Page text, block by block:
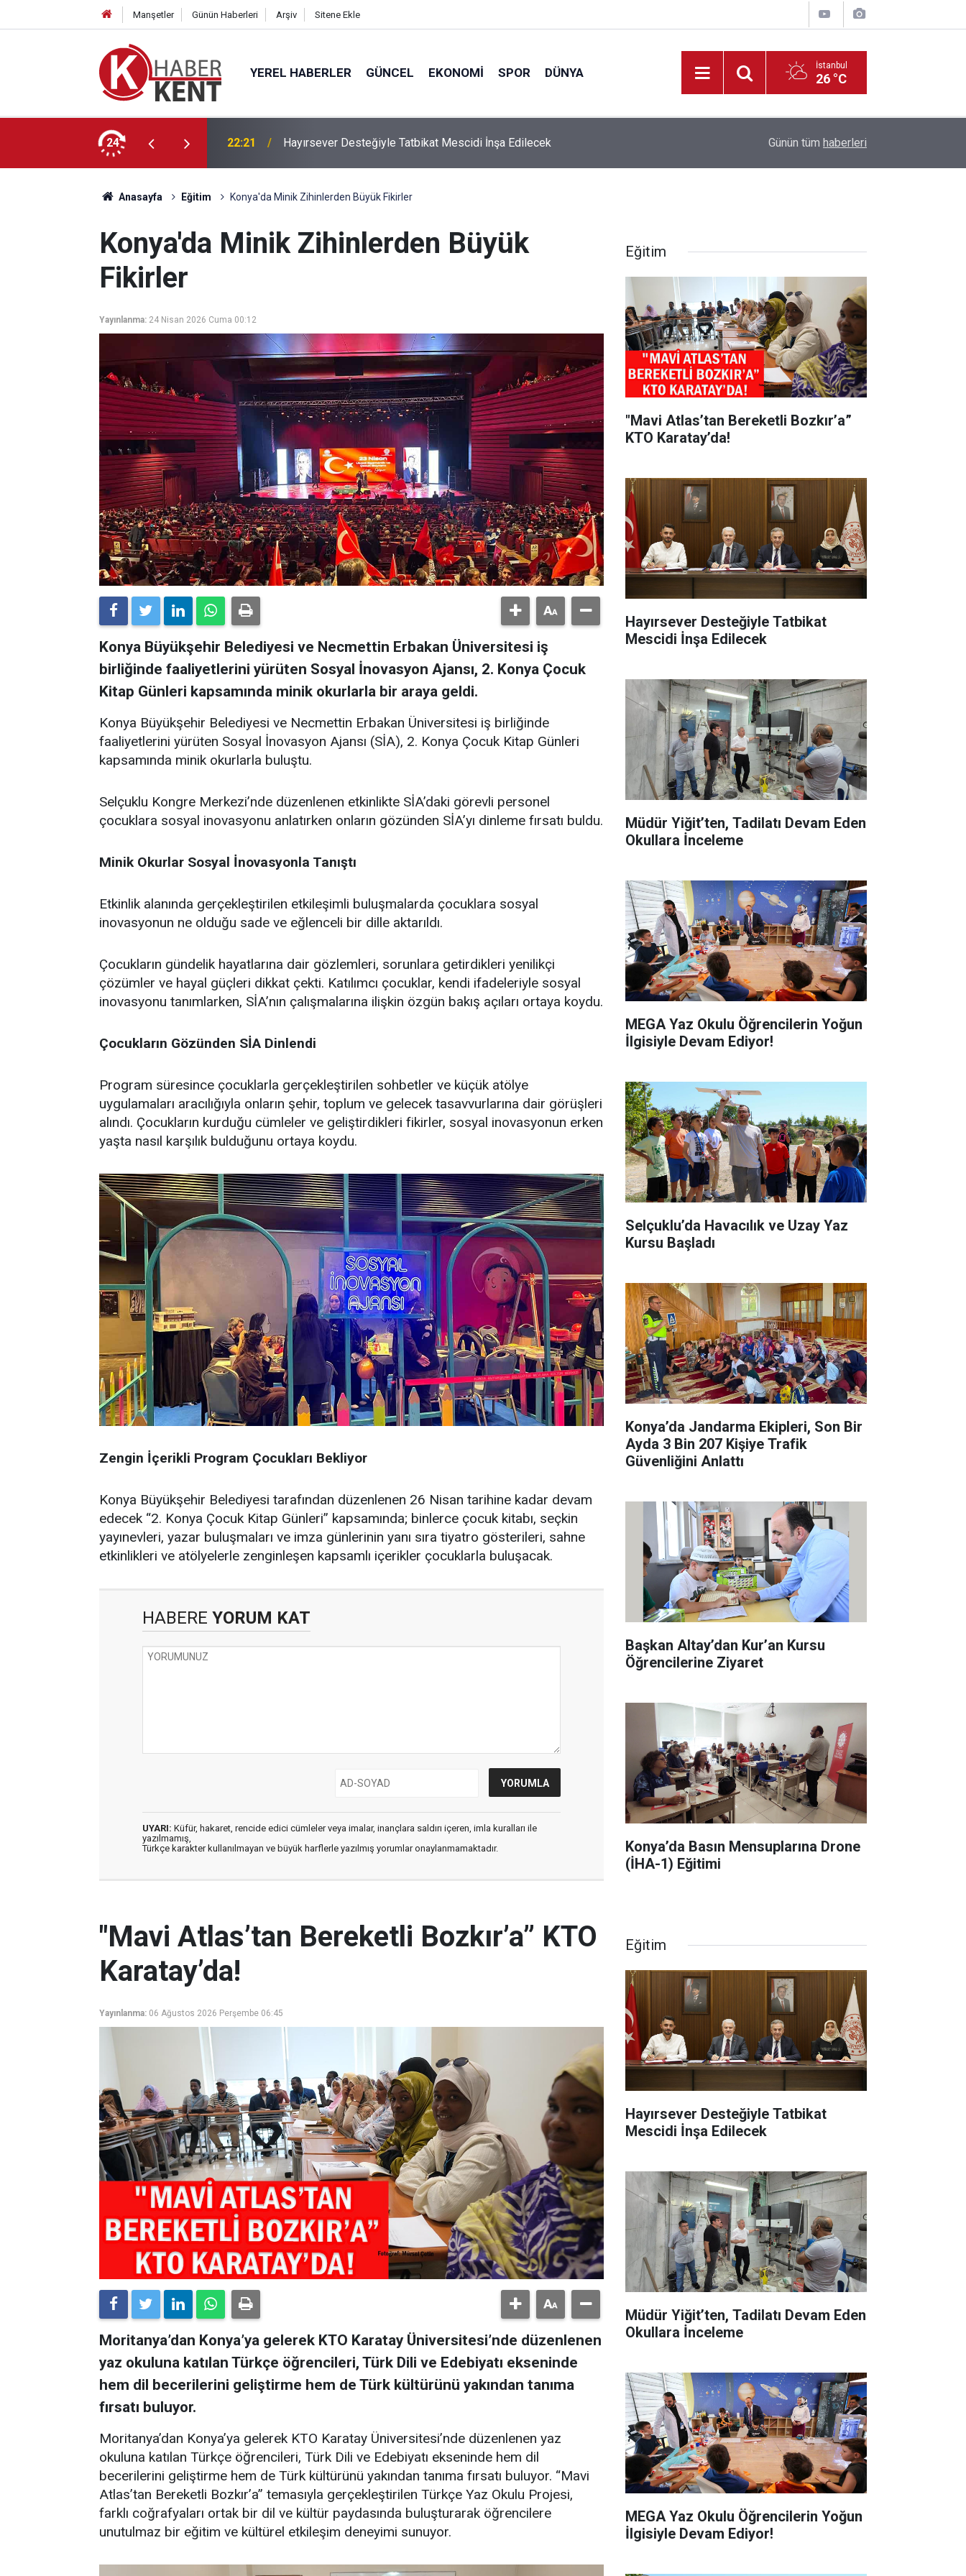
Manşetler Günün Haberleri Arşiv Sitene Ekle
YEREL HABERLER GÜNCEL EKONOMI SPOR DÜNYA İstanbul
26 °C
24 22:21 Hayırsever Desteğiyle Tatbikat Mescidi İnşa Edilecek Müdür Yiğit’ten, Tadilatı Devam Eden Okullara
Günün tüm haberleri
Anasayfa Eğitim Konya'da Minik Zihinlerden Büyük Fikirler
Konya'da Minik Zihinlerden Büyük
Fikirler
Yayınlanma: 24 Nisan 2026 Cuma 00:12
Konya Büyükşehir Belediyesi ve Necmettin Erbakan Üniversitesi iş
birliğinde faaliyetlerini yürüten Sosyal İnovasyon Ajansı, 2. Konya Çocuk
Kitap Günleri kapsamında minik okurlarla bir araya geldi.
Konya Büyükşehir Belediyesi ve Necmettin Erbakan Üniversitesi iş birliğinde
faaliyetlerini yürüten Sosyal İnovasyon Ajansı (SİA), 2. Konya Çocuk Kitap Günleri
kapsamında minik okurlarla buluştu.
Selçuklu Kongre Merkezi’nde düzenlenen etkinlikte SİA’daki görevli personel
çocuklara sosyal inovasyonu anlatırken onların gözünden SİA’yı dinleme fırsatı buldu.
Minik Okurlar Sosyal İnovasyonla Tanıştı
Etkinlik alanında gerçekleştirilen etkileşimli buluşmalarda çocuklara sosyal
inovasyonun ne olduğu sade ve eğlenceli bir dille aktarıldı.
Çocukların gündelik hayatlarına dair gözlemleri, sorunlara getirdikleri yenilikçi
çözümler ve hayal güçleri dikkat çekti. Katılımcı çocuklar, kendi ifadeleriyle sosyal
inovasyonu tanımlarken, SİA’nın çalışmalarına ilişkin özgün bakış açıları ortaya koydu.
Çocukların Gözünden SİA Dinlendi
Program süresince çocuklarla gerçekleştirilen sohbetler ve küçük atölye
uygulamaları aracılığıyla onların şehir, toplum ve gelecek tasavvurlarına dair görüşleri
alındı. Çocukların kurduğu cümleler ve geliştirdikleri fikirler, sosyal inovasyonun erken
yaşta nasıl karşılık bulduğunu ortaya koydu.
Zengin İçerikli Program Çocukları Bekliyor
Konya Büyükşehir Belediyesi tarafından düzenlenen 26 Nisan tarihine kadar devam
edecek “2. Konya Çocuk Kitap Günleri” kapsamında; binlerce çocuk kitabı, seçkin
yayınevleri, yazar buluşmaları ve imza günlerinin yanı sıra tiyatro gösterileri, sahne
etkinlikleri ve atölyelerle zenginleşen kapsamlı içerikler çocuklarla buluşacak.
HABERE YORUM KAT
UYARI: Küfür, hakaret, rencide edici cümleler veya imalar, inançlara saldırı içeren, imla kuralları ile
yazılmamış,
Türkçe karakter kullanılmayan ve büyük harflerle yazılmış yorumlar onaylanmamaktadır.
Eğitim
"Mavi Atlas’tan Bereketli Bozkır’a”
KTO Karatay’da!
Hayırsever Desteğiyle Tatbikat
Mescidi İnşa Edilecek
Müdür Yiğit’ten, Tadilatı Devam Eden
Okullara İnceleme
MEGA Yaz Okulu Öğrencilerin Yoğun
İlgisiyle Devam Ediyor!
Selçuklu’da Havacılık ve Uzay Yaz
Kursu Başladı
Konya’da Jandarma Ekipleri, Son Bir
Ayda 3 Bin 207 Kişiye Trafik
Güvenliğini Anlattı
Başkan Altay’dan Kur’an Kursu
Öğrencilerine Ziyaret
Konya’da Basın Mensuplarına Drone
(İHA-1) Eğitimi
"Mavi Atlas’tan Bereketli Bozkır’a” KTO
Karatay’da!
Yayınlanma: 06 Ağustos 2026 Perşembe 06:45
Moritanya’dan Konya’ya gelerek KTO Karatay Üniversitesi’nde düzenlenen
yaz okuluna katılan Türkçe öğrencileri, Türk Dili ve Edebiyatı ekseninde
hem dil becerilerini geliştirme hem de Türk kültürünü yakından tanıma
fırsatı buluyor.
Moritanya’dan Konya’ya gelerek KTO Karatay Üniversitesi’nde düzenlenen yaz
okuluna katılan Türkçe öğrencileri, Türk Dili ve Edebiyatı ekseninde hem dil
becerilerini geliştirme hem de Türk kültürünü yakından tanıma fırsatı buluyor. “Mavi
Atlas’tan Bereketli Bozkır’a” temasıyla gerçekleştirilen Türkçe Yaz Okulu Projesi,
farklı coğrafyaları ortak bir dil ve kültür paydasında buluşturarak öğrencilere
unutulmaz bir eğitim ve kültürel etkileşim deneyimi sunuyor.
Eğitim
Hayırsever Desteğiyle Tatbikat
Mescidi İnşa Edilecek
Müdür Yiğit’ten, Tadilatı Devam Eden
Okullara İnceleme
MEGA Yaz Okulu Öğrencilerin Yoğun
İlgisiyle Devam Ediyor!